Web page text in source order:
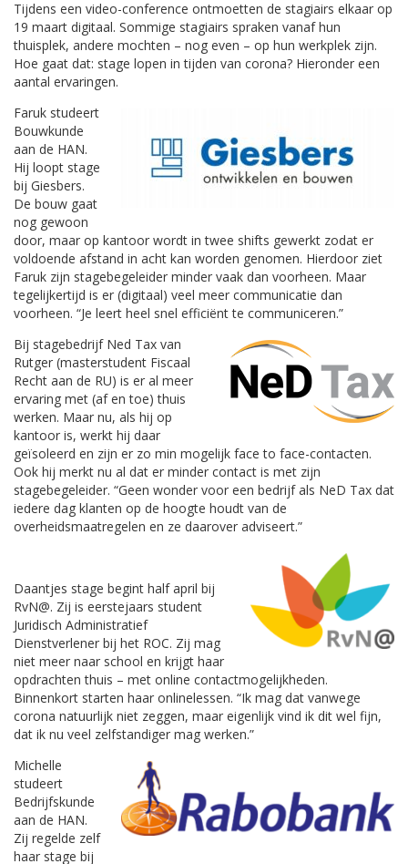
Tijdens een video-conference ontmoetten de stagiairs elkaar op
19 maart digitaal. Sommige stagiairs spraken vanaf hun
thuisplek, andere mochten – nog even – op hun werkplek zijn.
Hoe gaat dat: stage lopen in tijden van corona? Hieronder een
aantal ervaringen.
Faruk studeert
Bouwkunde
aan de HAN.
Hij loopt stage
bij Giesbers.
De bouw gaat
nog gewoon
door, maar op kantoor wordt in twee shifts gewerkt zodat er
voldoende afstand in acht kan worden genomen. Hierdoor ziet
Faruk zijn stagebegeleider minder vaak dan voorheen. Maar
tegelijkertijd is er (digitaal) veel meer communicatie dan
voorheen. “Je leert heel snel efficiënt te communiceren.”
Bij stagebedrijf Ned Tax van
Rutger (masterstudent Fiscaal
Recht aan de RU) is er al meer
ervaring met (af en toe) thuis
werken. Maar nu, als hij op
kantoor is, werkt hij daar
geïsoleerd en zijn er zo min mogelijk face to face-contacten.
Ook hij merkt nu al dat er minder contact is met zijn
stagebegeleider. “Geen wonder voor een bedrijf als NeD Tax dat
iedere dag klanten op de hoogte houdt van de
overheidsmaatregelen en ze daarover adviseert.”
Daantjes stage begint half april bij
RvN@. Zij is eerstejaars student
Juridisch Administratief
Dienstverlener bij het ROC. Zij mag
niet meer naar school en krijgt haar
opdrachten thuis – met online contactmogelijkheden.
Binnenkort starten haar onlinelessen. “Ik mag dat vanwege
corona natuurlijk niet zeggen, maar eigenlijk vind ik dit wel fijn,
dat ik nu veel zelfstandiger mag werken.”
Michelle
studeert
Bedrijfskunde
aan de HAN.
Zij regelde zelf
haar stage bij